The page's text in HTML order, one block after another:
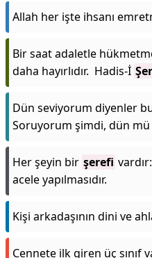
Allah her işte ihsanı
Bir saat adaletle
daha hayırlıdır. Hadis-İ
Dün seviyorum diyenler
Soruyorum şimdi, dün mü
Her şeyin bir şerefi
acele yapılmasıdır.
Kişi arkadaşının dini ve
Cennete ilk giren üç sınıf